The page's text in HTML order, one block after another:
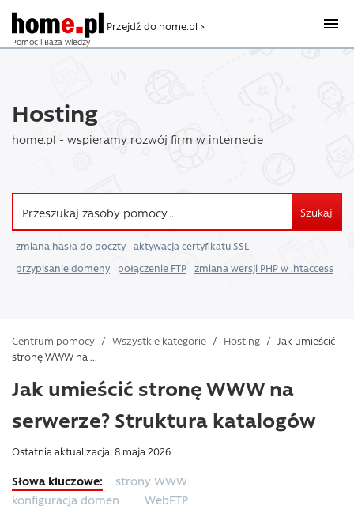
Pomoc i Baza wiedzy
Przejdź do home.pl >
Hosting
home.pl - wspieramy rozwój firm w internecie
Szukaj
zmiana hasła do poczty
aktywacja certyfikatu SSL
przypisanie domeny
połączenie FTP zmiana wersji PHP w .htaccess
Centrum pomocy / Wszystkie kategorie / Hosting /
Jak umieścić
stronę WWW na ...
Jak umieścić stronę WWW na
serwerze? Struktura katalogów
Ostatnia aktualizacja: 8 maja 2026
strony WWW
konfiguracja domen
WebFTP